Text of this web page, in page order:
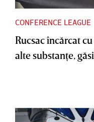
CONFERENCE LEAGUE
Rucsac încărcat
alte substanţe,